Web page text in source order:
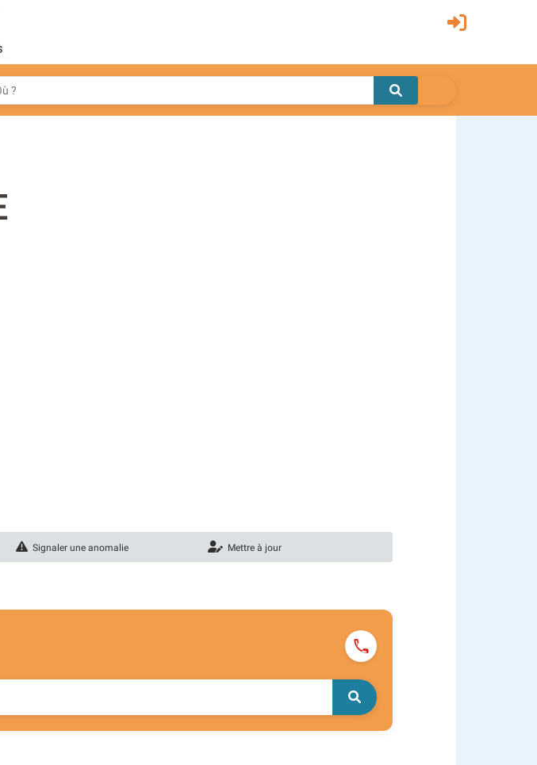
Signaler une anomalie Mettre à jour